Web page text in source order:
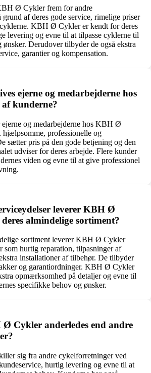
Ø Cykler frem for andre
af deres gode service, rimelige priser
KBH Ø Cykler er kendt for deres
levering og evne til at tilpasse cyklerne til
ønsker. Derudover tilbyder de også ekstra
garantier og kompensation.
ejerne og medarbejderne hos
kunderne?
og medarbejderne hos KBH Ø
professionelle og
sætter pris på den gode betjening og den
udviser for deres arbejde. Flere kunder
viden og evne til at give professionel
leverer KBH Ø
almindelige sortiment?
sortiment leverer KBH Ø Cykler
som hurtig reparation, tilpasninger af
installationer af tilbehør. De tilbyder
og garantiordninger. KBH Ø Cykler
opmærksomhed på detaljer og evne til
specifikke behov og ønsker.
Cykler anderledes end andre
sig fra andre cykelforretninger ved
hurtig levering og evne til at